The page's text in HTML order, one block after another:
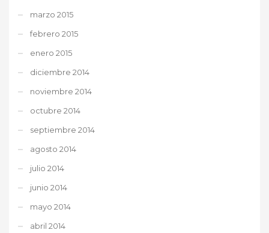
marzo 2015
febrero 2015
enero 2015
diciembre 2014
noviembre 2014
octubre 2014
septiembre 2014
agosto 2014
julio 2014
junio 2014
mayo 2014
abril 2014